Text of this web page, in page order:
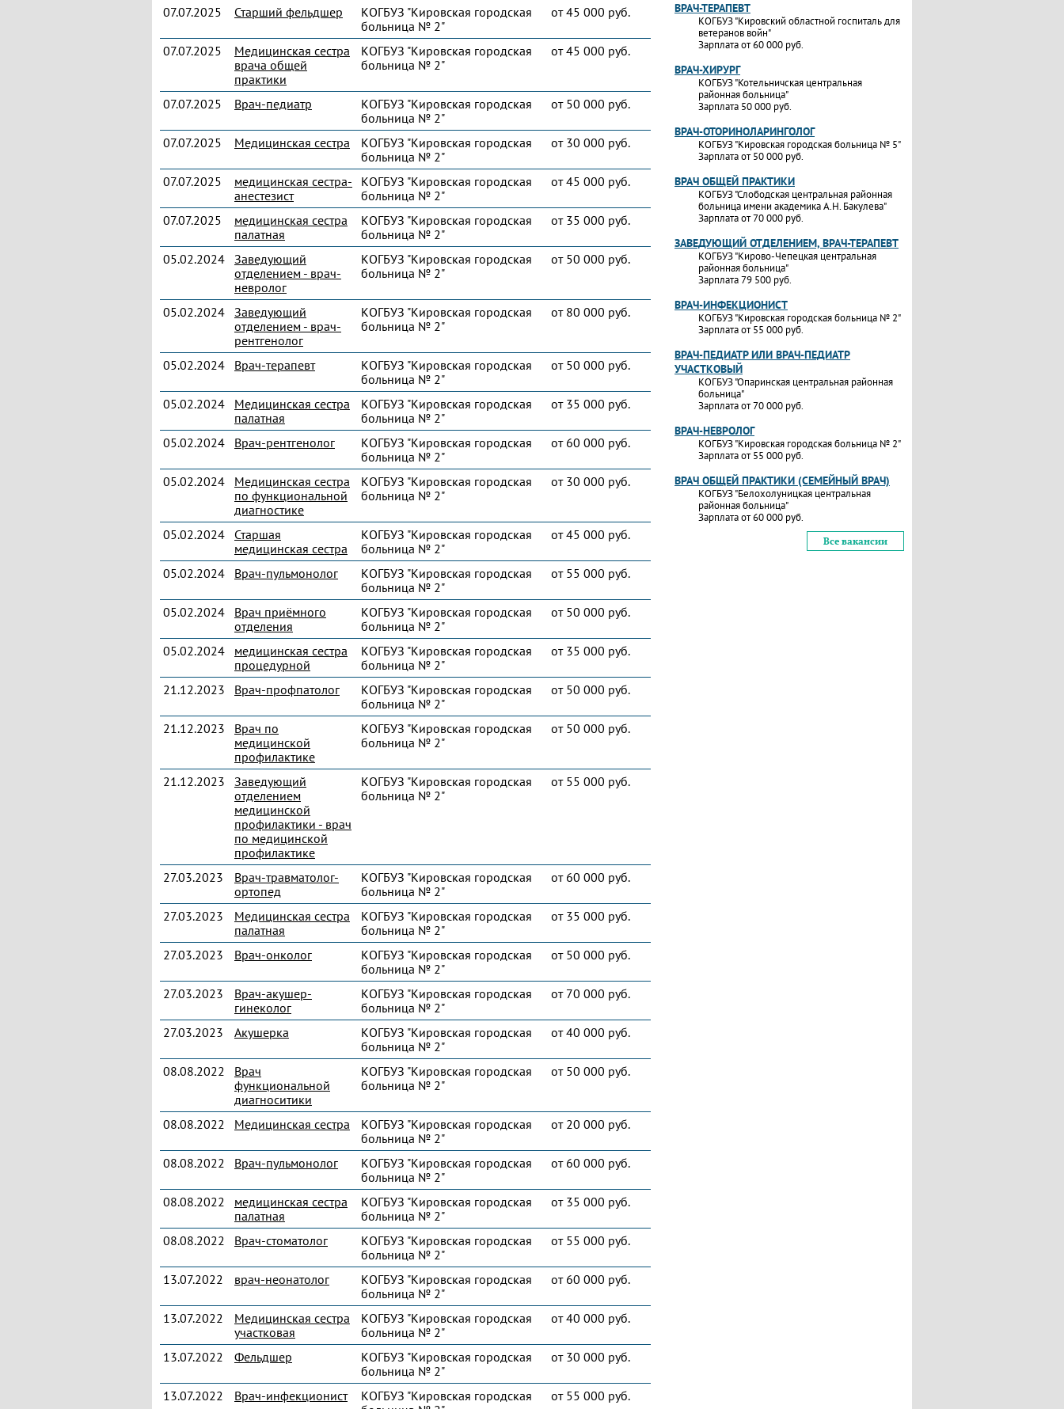
07.07.2025 Старший фельдшер
КОГБУЗ "Кировская городская
больница № 2"
от 45 000 руб.
07.07.2025
Медицинская сестра
врача общей
практики
КОГБУЗ "Кировская городская
больница № 2"
от 45 000 руб.
07.07.2025 Врач-педиатр
КОГБУЗ "Кировская городская
больница № 2"
от 50 000 руб.
07.07.2025 Медицинская сестра
КОГБУЗ "Кировская городская
больница № 2"
от 30 000 руб.
07.07.2025
медицинская сестра-
анестезист
КОГБУЗ "Кировская городская
больница № 2"
от 45 000 руб.
07.07.2025
медицинская сестра
палатная
КОГБУЗ "Кировская городская
больница № 2"
от 35 000 руб.
05.02.2024 Заведующий
отделением - врач-
невролог
КОГБУЗ "Кировская городская
больница № 2"
от 50 000 руб.
05.02.2024 Заведующий
отделением - врач-
рентгенолог
КОГБУЗ "Кировская городская
больница № 2"
от 80 000 руб.
05.02.2024 Врач-терапевт
КОГБУЗ "Кировская городская
больница № 2"
от 50 000 руб.
05.02.2024
Медицинская сестра
палатная
КОГБУЗ "Кировская городская
больница № 2"
от 35 000 руб.
05.02.2024 Врач-рентгенолог
КОГБУЗ "Кировская городская
больница № 2"
от 60 000 руб.
05.02.2024
Медицинская сестра
по функциональной
диагностике
КОГБУЗ "Кировская городская
больница № 2"
от 30 000 руб.
05.02.2024
Старшая
медицинская сестра
КОГБУЗ "Кировская городская
больница № 2"
от 45 000 руб.
05.02.2024 Врач-пульмонолог
КОГБУЗ "Кировская городская
больница № 2"
от 55 000 руб.
05.02.2024
Врач приёмного
отделения
КОГБУЗ "Кировская городская
больница № 2"
от 50 000 руб.
05.02.2024
медицинская сестра
процедурной
КОГБУЗ "Кировская городская
больница № 2"
от 35 000 руб.
21.12.2023 Врач-профпатолог
КОГБУЗ "Кировская городская
больница № 2"
от 50 000 руб.
21.12.2023
Врач по
медицинской
профилактике
КОГБУЗ "Кировская городская
больница № 2"
от 50 000 руб.
21.12.2023
Заведующий
отделением
медицинской
профилактики - врач
по медицинской
профилактике
КОГБУЗ "Кировская городская
больница № 2"
от 55 000 руб.
27.03.2023
Врач-травматолог-
ортопед
КОГБУЗ "Кировская городская
больница № 2"
от 60 000 руб.
27.03.2023
Медицинская сестра
палатная
КОГБУЗ "Кировская городская
больница № 2"
от 35 000 руб.
27.03.2023 Врач-онколог
КОГБУЗ "Кировская городская
больница № 2"
от 50 000 руб.
27.03.2023
Врач-акушер-
гинеколог
КОГБУЗ "Кировская городская
больница № 2"
от 70 000 руб.
27.03.2023 Акушерка
КОГБУЗ "Кировская городская
больница № 2"
от 40 000 руб.
08.08.2022
Врач
функциональной
диагноситики
КОГБУЗ "Кировская городская
больница № 2"
от 50 000 руб.
08.08.2022 Медицинская сестра
КОГБУЗ "Кировская городская
больница № 2"
от 20 000 руб.
08.08.2022 Врач-пульмонолог
КОГБУЗ "Кировская городская
больница № 2"
от 60 000 руб.
08.08.2022
медицинская сестра
палатная
КОГБУЗ "Кировская городская
больница № 2"
от 35 000 руб.
08.08.2022 Врач-стоматолог
КОГБУЗ "Кировская городская
больница № 2"
от 55 000 руб.
13.07.2022 врач-неонатолог
КОГБУЗ "Кировская городская
больница № 2"
от 60 000 руб.
13.07.2022
Медицинская сестра
участковая
КОГБУЗ "Кировская городская
больница № 2"
от 40 000 руб.
13.07.2022 Фельдшер
КОГБУЗ "Кировская городская
больница № 2"
от 30 000 руб.
13.07.2022 Врач-инфекционист
КОГБУЗ "Кировская городская
от 55 000 руб.
ВРАЧ-ТЕРАПЕВТ
КОГБУЗ "Кировский областной госпиталь для
ветеранов войн"
Зарплата от 60 000 руб.
ВРАЧ-ХИРУРГ
КОГБУЗ "Котельничская центральная
районная больница"
Зарплата 50 000 руб.
ВРАЧ-ОТОРИНОЛАРИНГОЛОГ
КОГБУЗ "Кировская городская больница № 5"
Зарплата от 50 000 руб.
ВРАЧ ОБЩЕЙ ПРАКТИКИ
КОГБУЗ "Слободская центральная районная
больница имени академика А.Н. Бакулева"
Зарплата от 70 000 руб.
ЗАВЕДУЮЩИЙ ОТДЕЛЕНИЕМ, ВРАЧ-ТЕРАПЕВТ
КОГБУЗ "Кирово-Чепецкая центральная
районная больница"
Зарплата 79 500 руб.
ВРАЧ-ИНФЕКЦИОНИСТ
КОГБУЗ "Кировская городская больница № 2"
Зарплата от 55 000 руб.
ВРАЧ-ПЕДИАТР ИЛИ ВРАЧ-ПЕДИАТР
УЧАСТКОВЫЙ
КОГБУЗ "Опаринская центральная районная
больница"
Зарплата от 70 000 руб.
ВРАЧ-НЕВРОЛОГ
КОГБУЗ "Кировская городская больница № 2"
Зарплата от 55 000 руб.
ВРАЧ ОБЩЕЙ ПРАКТИКИ (СЕМЕЙНЫЙ ВРАЧ)
КОГБУЗ "Белохолуницкая центральная
районная больница"
Зарплата от 60 000 руб.
Все вакансии